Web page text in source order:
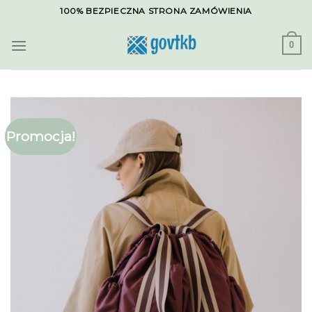
content
100% BEZPIECZNA STRONA ZAMÓWIENIA
0
Promocja!